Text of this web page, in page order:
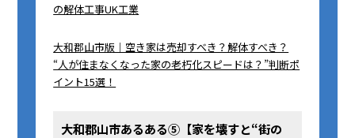
の解体工事UK工業
大和郡山市版｜空き家は売却すべき？解体すべき？
“人が住まなくなった家の老朽化スピードは？”判断ポ
イント15選！
大和郡山市あるある⑤【家を壊すと“街の